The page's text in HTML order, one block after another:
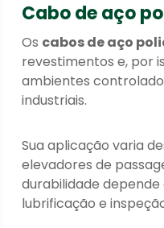
Cabo de aço
Os cabos de aço
revestimentos e, por
ambientes
industriais.
Sua aplicação varia
elevadores de
durabilidade
lubrificação e